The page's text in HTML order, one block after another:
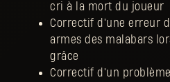
cri à la mort du joueur
Correctif d'une erreur
armes des malabars
grâce
Correctif d'un